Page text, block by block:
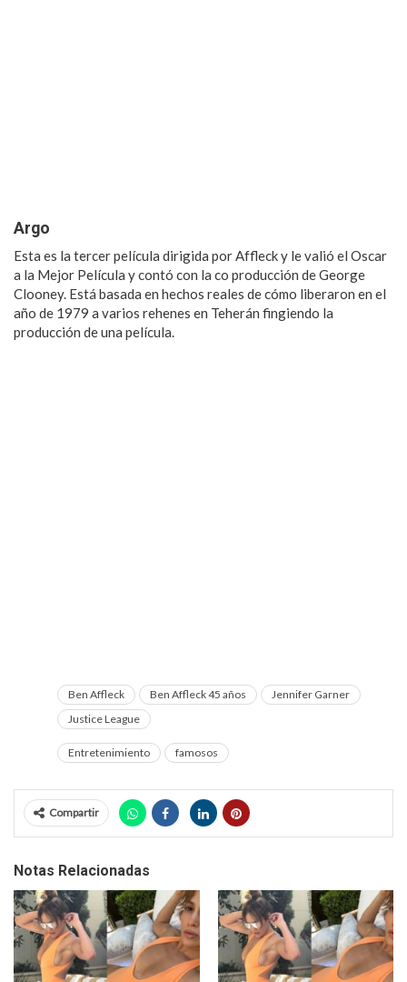
Argo
Esta es la tercer película dirigida por Affleck y le valió el Oscar
a la Mejor Película y contó con la co producción de George
Clooney. Está basada en hechos reales de cómo liberaron en el
año de 1979 a varios rehenes en Teherán fingiendo la
producción de una película.
Ben Affleck Ben Affleck 45 años
Jennifer Garner
Justice League
Entretenimiento famosos
Compartir
Notas Relacionadas